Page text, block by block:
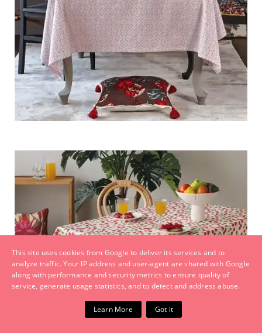
This site uses cookies from Google to deliver its services and to
analyze traffic. Your IP address and user-agent are shared with Google
along with performance and security metrics to ensure quality of
service, generate usage statistics, and to detect and address abuse.
Learn More Got it